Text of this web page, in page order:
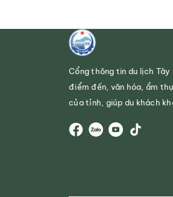
Cổng thông tin du lịch
điểm đến, văn hóa, ẩm
của tỉnh, giúp du khách